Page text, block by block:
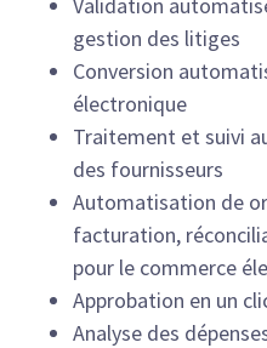
gestion des litiges
Conversion
électronique
Traitement et suivi
des fournisseurs
Automatisation de
facturation,
pour le commerce
Approbation en un
Analyse des